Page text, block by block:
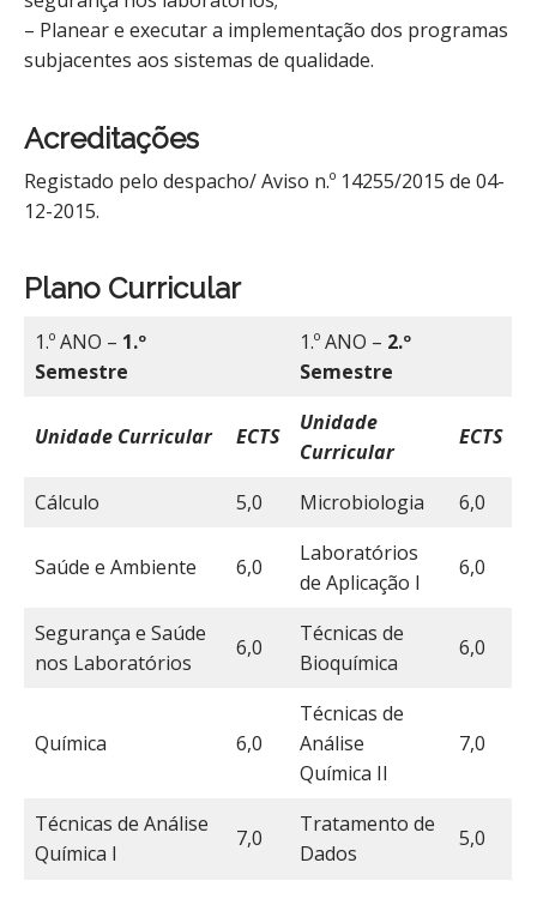
– Planear e executar a implementação dos programas
subjacentes aos sistemas de qualidade.
Acreditações
Registado pelo despacho/ Aviso n.º 14255/2015 de 04-
12-2015.
Plano Curricular
1.º ANO – 1.º
Semestre
1.º ANO – 2.º
Semestre
Unidade Curricular ECTS
Unidade
Curricular
ECTS
Cálculo 5,0 Microbiologia 6,0
Saúde e Ambiente 6,0
Laboratórios
de Aplicação I
6,0
Segurança e Saúde
nos Laboratórios
6,0
Técnicas de
Bioquímica
6,0
Química 6,0
Técnicas de
Análise
Química II
7,0
Técnicas de Análise
Química I
7,0
Tratamento de
Dados
5,0